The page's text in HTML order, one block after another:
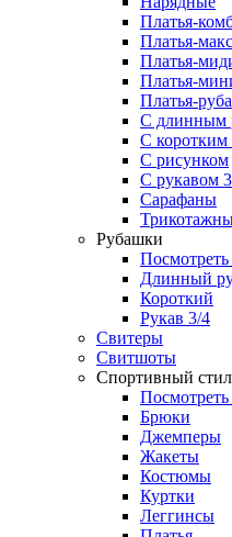
Платья-
Платья-
Платья-
Платья-
Платья-
С длинным
С коротким
С рисунком
С рукавом
Сарафаны
Рубашки
Посмотреть
Длинный
Короткий
Рукав 3/4
Свитеры
Свитшоты
Спортивный
Посмотреть
Брюки
Джемперы
Жакеты
Костюмы
Куртки
Леггинсы